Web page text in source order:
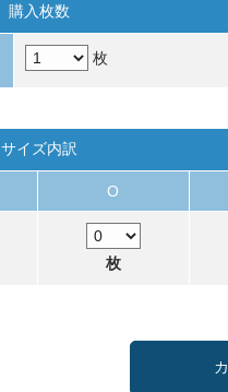
購入枚数
枚
サイズ内訳
O
枚